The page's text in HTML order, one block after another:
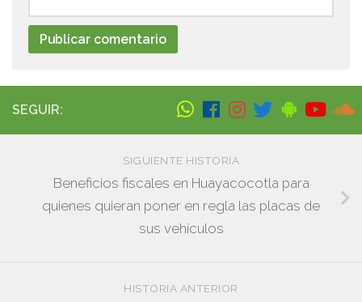
SEGUIR:
SIGUIENTE HISTORIA
Beneficios fiscales en Huayacocotla para
quienes quieran poner en regla las placas de
sus vehículos
HISTORIA ANTERIOR